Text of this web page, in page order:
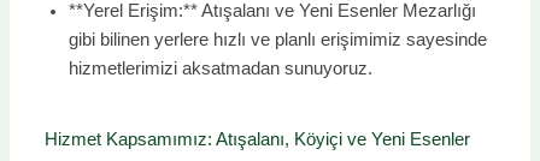
**Yerel Erişim:** Atışalanı ve Yeni Esenler Mezarlığı
gibi bilinen yerlere hızlı ve planlı erişimimiz sayesinde
hizmetlerimizi aksatmadan sunuyoruz.
Hizmet Kapsamımız: Atışalanı, Köyiçi ve Yeni Esenler